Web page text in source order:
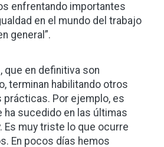
enfrentando importantes
en el mundo del trabajo
general”.
que en definitiva son
terminan habilitando otros
Por ejemplo, es
ha sucedido en las últimas
Es muy triste lo que ocurre
En pocos días hemos